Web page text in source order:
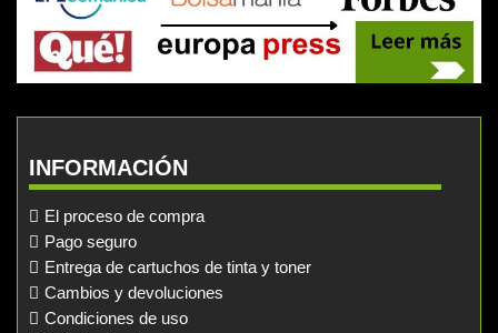
INFORMACIÓN
El proceso de compra
Pago seguro
Entrega de cartuchos de tinta y toner
Cambios y devoluciones
Condiciones de uso